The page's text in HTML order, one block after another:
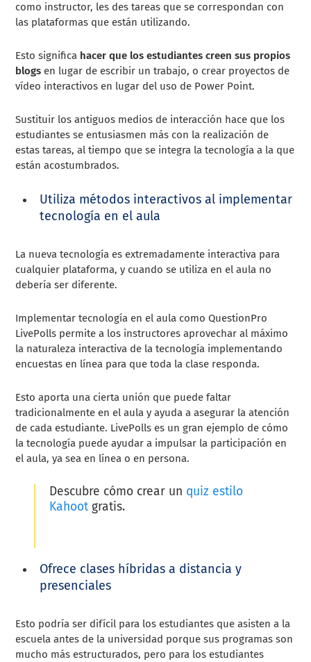
como instructor, les des tareas que se correspondan con
las plataformas que están utilizando.
Esto significa hacer que los estudiantes creen sus propios
blogs en lugar de escribir un trabajo, o crear proyectos de
vídeo interactivos en lugar del uso de Power Point.
Sustituir los antiguos medios de interacción hace que los
estudiantes se entusiasmen más con la realización de
estas tareas, al tiempo que se integra la tecnología a la que
están acostumbrados.
Utiliza métodos interactivos al implementar
tecnología en el aula
La nueva tecnología es extremadamente interactiva para
cualquier plataforma, y cuando se utiliza en el aula no
debería ser diferente.
Implementar tecnología en el aula como QuestionPro
LivePolls permite a los instructores aprovechar al máximo
la naturaleza interactiva de la tecnología implementando
encuestas en línea para que toda la clase responda.
Esto aporta una cierta unión que puede faltar
tradicionalmente en el aula y ayuda a asegurar la atención
de cada estudiante. LivePolls es un gran ejemplo de cómo
la tecnología puede ayudar a impulsar la participación en
el aula, ya sea en línea o en persona.
Descubre cómo crear un quiz estilo
Kahootgratis.
Ofrece clases híbridas a distancia y
presenciales
Esto podría ser difícil para los estudiantes que asisten a la
escuela antes de la universidad porque sus programas son
mucho más estructurados, pero para los estudiantes